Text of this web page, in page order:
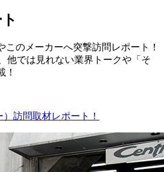
このメーカーへ突撃訪問レポート！
他では見れない業界トークや「そ
！
訪問取材レポート！